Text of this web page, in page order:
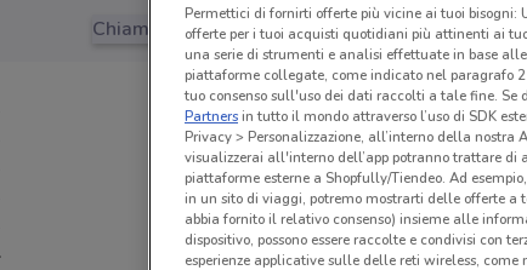
Chiama il negozio
Permettici di fornirti offerte più vicine ai tuoi bisogni:
offerte per i tuoi acquisti quotidiani più attinenti ai
una serie di strumenti e analisi effettuate in base
piattaforme collegate, come indicato nel paragrafo
tuo consenso sull'uso dei dati raccolti a tale fine. Se
Partnersin tutto il mondo attraverso l’uso di SDK
Privacy > Personalizzazione, all’interno della nostra
visualizzerai all'interno dell’app potranno trattare
piattaforme esterne a Shopfully/Tiendeo. Ad
in un sito di viaggi, potremo mostrarti delle offerte a
abbia fornito il relativo consenso) insieme alle
dispositivo, possono essere raccolte e condivisi con
esperienze applicative sulle delle reti wireless,